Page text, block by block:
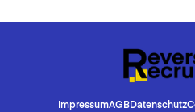
ImpressumAGBDatenschutz